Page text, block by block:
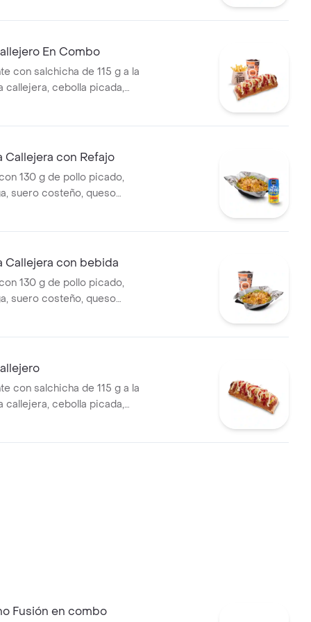
En Combo
con salchicha de 115 g a la
callejera, cebolla picada,
salsa de tomate y mostaza
Callejera con Refajo
130 g de pollo picado,
suero costeño, queso
BBQ, salsa Corral, salsa
Callejera con bebida
130 g de pollo picado,
suero costeño, queso
BBQ, salsa Corral, salsa
con salchicha de 115 g a la
callejera, cebolla picada,
salsa de tomate y mostaza
Fusión en combo